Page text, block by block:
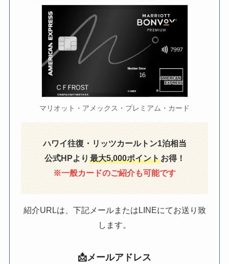
マリオット・アメックス・プレミアム・カード
ハワイ往復・リッツカールトン1泊相当
公式HPより 最大5,000ポイントお得！
※一般カードのご紹介も可能です
紹介URLは、下記メールまたはLINEにてお送り致
します。
📩メールアドレス